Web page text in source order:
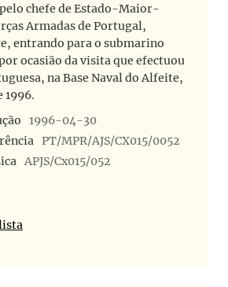
chefe de Estado-Maior-
Armadas de Portugal,
entrando para o submarino
ocasião da visita que efectuou
na Base Naval do Alfeite,
1996.
1996-04-30
PT/MPR/AJS/CX015/0052
APJS/Cx015/052